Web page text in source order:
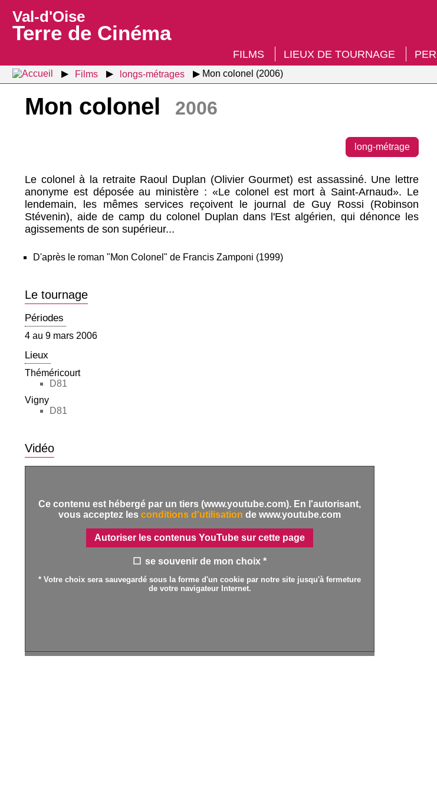
Val-d'Oise
Terre de Cinéma
FILMS LIEUX DE TOURNAGE
Films longs-métrages Mon colonel (2006)
Mon colonel 2006
long-métrage
Le colonel à la retraite Raoul Duplan (Olivier Gourmet) est assassiné. Une lettre
anonyme est déposée au ministère : «Le colonel est mort à Saint-Arnaud». Le
lendemain, les mêmes services reçoivent le journal de Guy Rossi (Robinson
Stévenin), aide de camp du colonel Duplan dans l'Est algérien, qui dénonce les
agissements de son supérieur...
D'après le roman "Mon Colonel" de Francis Zamponi (1999)
Le tournage
Périodes
4 au 9 mars 2006
Lieux
Théméricourt
D81
Vigny
D81
Vidéo
Ce contenu est hébergé par un tiers (www.youtube.com). En l'autorisant,
vous acceptez les conditions d'utilisation de www.youtube.com
Autoriser les contenus YouTube sur cette page
se souvenir de mon choix *
* Votre choix sera sauvegardé sous la forme d'un cookie par notre site jusqu'à fermeture
de votre navigateur Internet.